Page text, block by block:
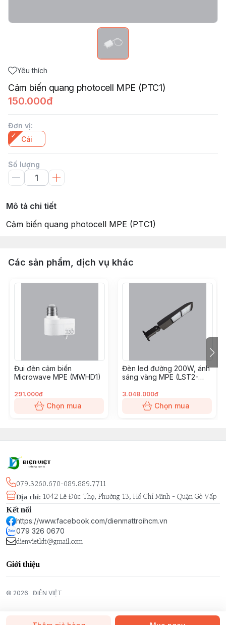
Yêu thích
Cảm biến quang photocell MPE (PTC1)
150.000đ
Đơn vị:
Cái
Số lượng
Mô tả chi tiết
Cảm biến quang photocell MPE (PTC1)
Các sản phẩm, dịch vụ khác
Đui đèn cảm biến
Microwave MPE (MWHD1)
291.000đ
Chọn mua
Đèn led đường 200W, ánh
sáng vàng MPE (LST2-
3.048.000đ
Chọn mua
079.3260.670-089.889.7711
Địa chỉ: 1042 Lê Đức Thọ, Phường 13, Hồ Chí Minh - Quận Gò Vấp
Kết nối
https://www.facebook.com/dienmattroihcm.vn
079 326 0670
dienvietldt@gmail.com
Giới thiệu
© 2026 ĐIÊN VIỆT